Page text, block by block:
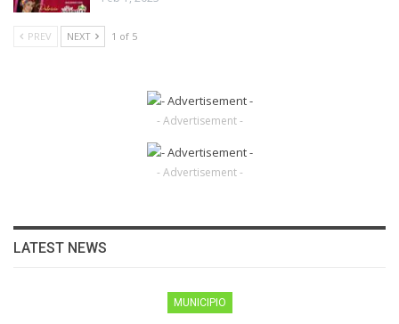
PREV NEXT 1 of 5
- Advertisement -
- Advertisement -
LATEST NEWS
MUNICIPIO